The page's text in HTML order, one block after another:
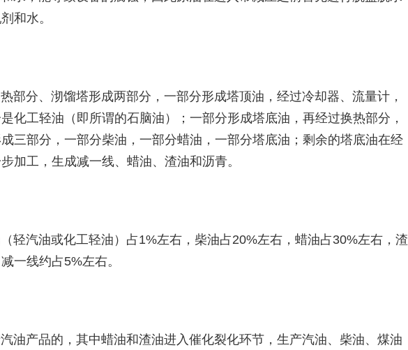
和水。
部分、沏馏塔形成两部分，一部分形成塔顶油，经过冷却器、流量计，
化工轻油（即所谓的石脑油）；一部分形成塔底油，再经过换热部分，
三部分，一部分柴油，一部分蜡油，一部分塔底油；剩余的塔底油在经
加工，生成减一线、蜡油、渣油和沥青。
轻汽油或化工轻油）占1%左右，柴油占20%左右，蜡油占30%左右，渣
一线约占5%左右。
油产品的，其中蜡油和渣油进入催化裂化环节，生产汽油、柴油、煤油